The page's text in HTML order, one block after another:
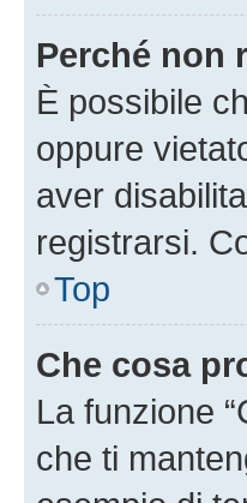
Perché non
È possibile
oppure
aver
registrarsi.
Top
Che cosa
La funzione
che ti